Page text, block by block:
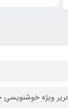
ویژه خوشنویسی